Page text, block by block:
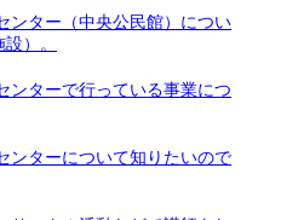
ター（中央公民館）につい
）。
ターで行っている事業につ
ターについて知りたいので